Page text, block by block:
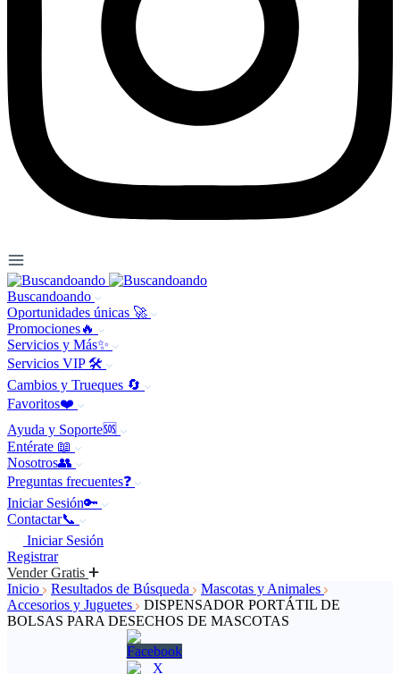
Buscandoando
Oportunidades únicas 🚀
Promociones🔥
Servicios y Más✨
Servicios VIP 🛠️
Cambios y Trueques 🔄
Favoritos❤️
Ayuda y Soporte🆘
Entérate 📖
Nosotros👥
Preguntas frecuentes❓
Iniciar Sesión🔑
Contactar📞
Iniciar Sesión
Registrar
Vender Gratis
Inicio
Resultados de Búsqueda
Mascotas y Animales
Accesorios y Juguetes
DISPENSADOR PORTÁTIL DE
BOLSAS PARA DESECHOS DE MASCOTAS